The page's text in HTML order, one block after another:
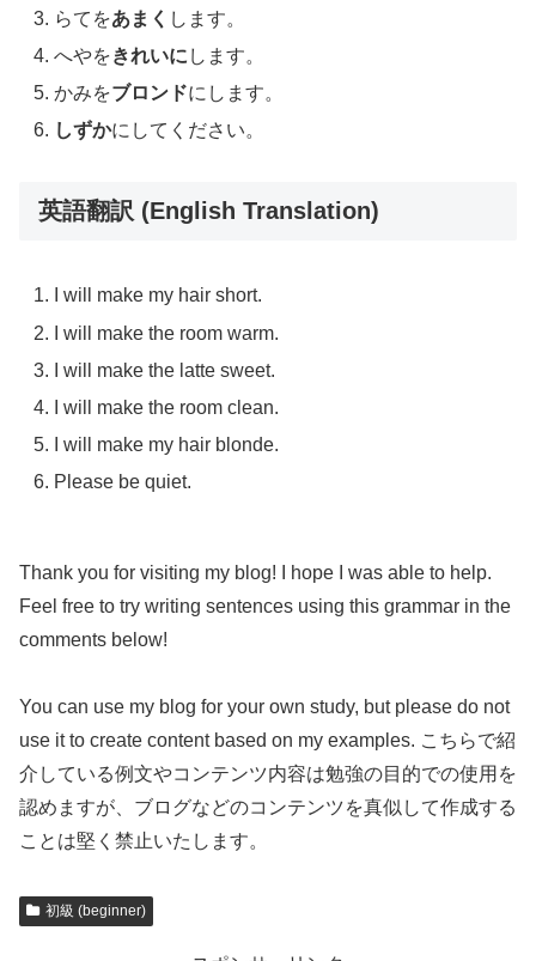
らてをあまく します。
へやをきれいに します。
かみをブロンドにします。
しずかにしてください。
英語翻訳 (English Translation)
I will make my hair short.
I will make the room warm.
I will make the latte sweet.
I will make the room clean.
I will make my hair blonde.
Please be quiet.
Thank you for visiting my blog! I hope I was able to help.
Feel free to try writing sentences using this grammar in the
comments below!
You can use my blog for your own study, but please do not
use it to create content based on my examples. こちらで紹
介している例文やコンテンツ内容は勉強の目的での使用を
認めますが、ブログなどのコンテンツを真似して作成する
ことは堅く禁止いたします。
初級 (beginner)